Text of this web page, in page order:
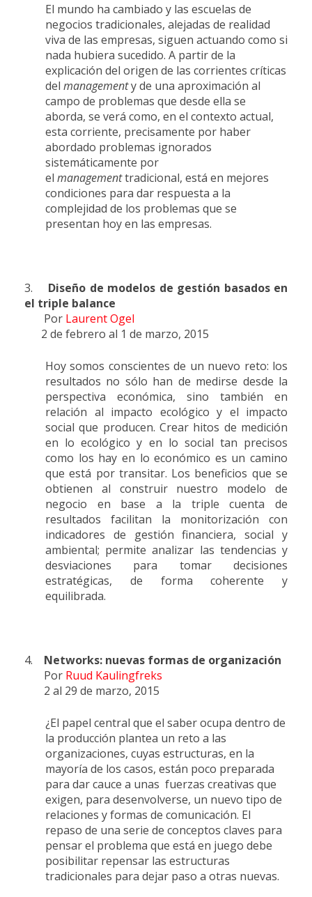
El mundo ha cambiado y las escuelas de
negocios tradicionales, alejadas de realidad
viva de las empresas, siguen actuando como si
nada hubiera sucedido. A partir de la
explicación del origen de las corrientes críticas
del managementy de una aproximación al
campo de problemas que desde ella se
aborda, se verá como, en el contexto actual,
esta corriente, precisamente por haber
abordado problemas ignorados
sistemáticamente por
el managementtradicional, está en mejores
condiciones para dar respuesta a la
complejidad de los problemas que se
presentan hoy en las empresas.
3. Diseño de modelos de gestión basados en
el triple balance
Por Laurent Ogel
2 de febrero al 1 de marzo, 2015
Hoy somos conscientes de un nuevo reto: los
resultados no sólo han de medirse desde la
perspectiva económica, sino también en
relación al impacto ecológico y el impacto
social que producen. Crear hitos de medición
en lo ecológico y en lo social tan precisos
como los hay en lo económico es un camino
que está por transitar. Los beneficios que se
obtienen al construir nuestro modelo de
negocio en base a la triple cuenta de
resultados facilitan la monitorización con
indicadores de gestión financiera, social y
ambiental; permite analizar las tendencias y
desviaciones para tomar decisiones
estratégicas, de forma coherente y
equilibrada.
4. Networks: nuevas formas de organización
Por Ruud Kaulingfreks
2 al 29 de marzo, 2015
¿El papel central que el saber ocupa dentro de
la producción plantea un reto a las
organizaciones, cuyas estructuras, en la
mayoría de los casos, están poco preparada
para dar cauce a unas fuerzas creativas que
exigen, para desenvolverse, un nuevo tipo de
relaciones y formas de comunicación. El
repaso de una serie de conceptos claves para
pensar el problema que está en juego debe
posibilitar repensar las estructuras
tradicionales para dejar paso a otras nuevas.